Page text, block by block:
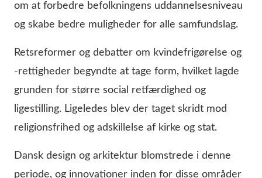
om at forbedre befolkningens uddannelsesniveau
og skabe bedre muligheder for alle samfundslag.
Retsreformer og debatter om kvindefrigørelse og
-rettigheder begyndte at tage form, hvilket lagde
grunden for større social retfærdighed og
ligestilling. Ligeledes blev der taget skridt mod
religionsfrihed og adskillelse af kirke og stat.
Dansk design og arkitektur blomstrede i denne
periode, og innovationer inden for disse områder